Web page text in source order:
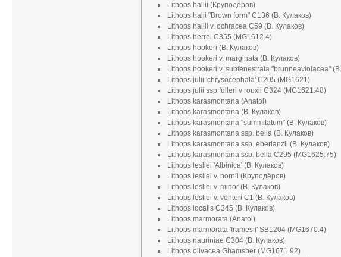
Lithops hallii (Круподёров)
Lithops halii "Brown form" C136 (В. Кулаков)
Lithops hallii v. ochracea C59 (В. Кулаков)
Lithops herrei C355 (MG1612.4)
Lithops hookeri (В. Кулаков)
Lithops hookeri v. marginata (В. Кулаков)
Lithops hookeri v. subfenestrata "brunneaviolacea"
Lithops julii 'chrysocephala' C205 (MG1621)
Lithops julii ssp fulleri v rouxii C324 (MG1621.48)
Lithops karasmontana (Anatol)
Lithops karasmontana (В. Кулаков)
Lithops karasmontana "summitatum" (В. Кулаков)
Lithops karasmontana ssp. bella (В. Кулаков)
Lithops karasmontana ssp. eberlanzii (В. Кулаков)
Lithops karasmontana ssp. bella C295 (MG1625.75)
Lithops lesliei 'Albinica' (В. Кулаков)
Lithops lesliei v. hornii (Круподёров)
Lithops lesliei v. minor (В. Кулаков)
Lithops lesliei v. venteri C1 (В. Кулаков)
Lithops localis C345 (В. Кулаков)
Lithops marmorata (Anatol)
Lithops marmorata 'framesii' SB1204 (MG1670.4)
Lithops nauriniae C304 (В. Кулаков)
Lithops olivacea Ghamsber (MG1671.92)